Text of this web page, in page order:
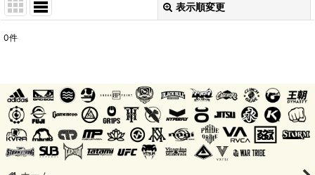
表示順変更
表示数
並び順:
絞り込む
0件